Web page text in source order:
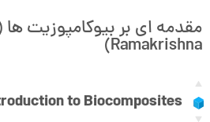
Ramakrishna)
to Biocomposites